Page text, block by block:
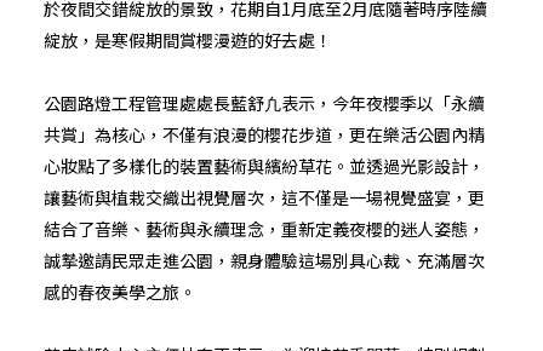
於夜間交錯綻放的景致，花期自1月底至2月底隨著時序陸續
綻放，是寒假期間賞櫻漫遊的好去處！
公園路燈工程管理處處長藍舒凢表示，今年夜櫻季以「永續
共賞」為核心，不僅有浪漫的櫻花步道，更在樂活公園內精
心妝點了多樣化的裝置藝術與繽紛草花。並透過光影設計，
讓藝術與植栽交織出視覺層次，這不僅是一場視覺盛宴，更
結合了音樂、藝術與永續理念，重新定義夜櫻的迷人姿態，
誠摯邀請民眾走進公園，親身體驗這場別具心裁、充滿層次
感的春夜美學之旅。